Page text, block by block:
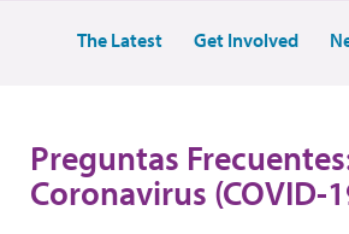
The Latest Get Involved
Preguntas
Coronavirus (COVID-